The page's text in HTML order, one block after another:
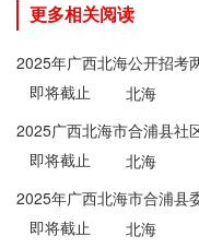
更多相关阅读
2025年广西北海公开招考
告即将截止
北海
2025广西北海市合浦县社
即将截止
北海
2025年广西北海市合浦县
区工作者30人公告
即将截止
北海